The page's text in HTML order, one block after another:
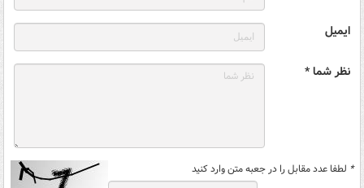
ایمیل
نظر شما *
* لطفا عدد مقابل را در جعبه متن وارد کنید